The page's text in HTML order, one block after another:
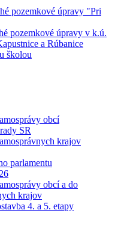
pozemkové úpravy "Pri
pozemkové úpravy v k.ú.
a Rúbanice
školou
obcí
SR
krajov
parlamentu
obcí a do
krajov
4. a 5. etapy